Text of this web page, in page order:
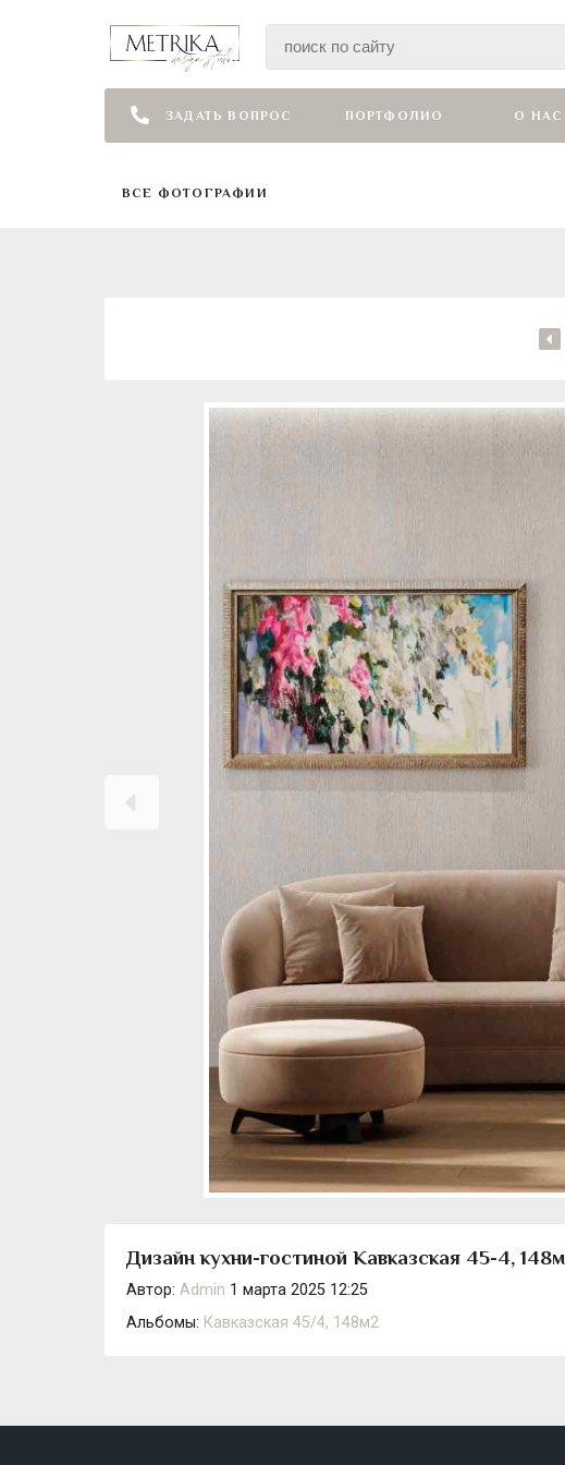
ЗАДАТЬ ВОПРОС ПОРТФОЛИО О НАС
ВСЕ ФОТОГРАФИИ
Дизайн кухни-гостиной Кавказская 45-4,
Автор: Admin 1 марта 2025 12:25
Альбомы: Кавказская 45/4, 148м2